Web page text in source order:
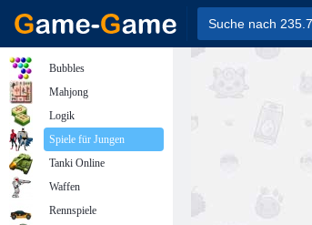
Bubbles
Mahjong
Logik
Spiele für Jungen
Tanki Online
Waffen
Rennspiele